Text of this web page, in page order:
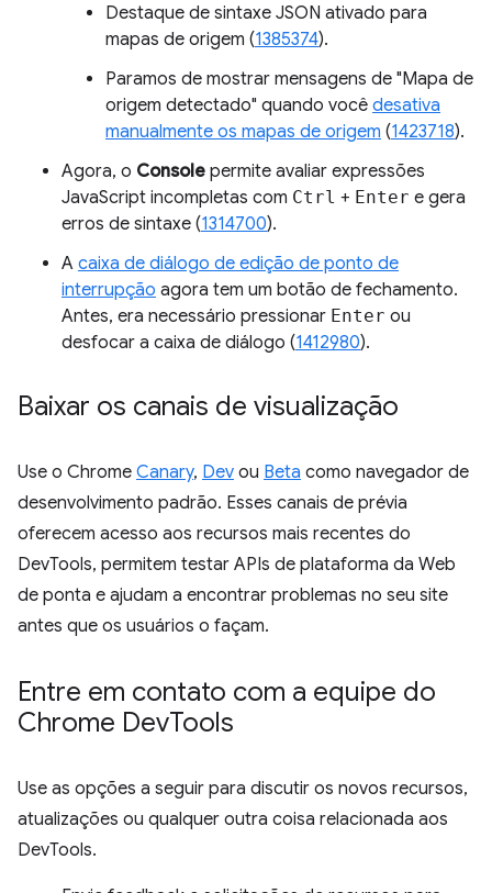
Destaque de sintaxe JSON ativado para
mapas de origem (1385374).
Paramos de mostrar mensagens de "Mapa de
origem detectado" quando você desativa
manualmente os mapas de origem (1423718).
Agora, o Console permite avaliar expressões
JavaScript incompletas com Ctrl + Enter e gera
erros de sintaxe (1314700).
A caixa de diálogo de edição de ponto de
interrupção agora tem um botão de fechamento.
Antes, era necessário pressionar Enter ou
desfocar a caixa de diálogo (1412980).
Baixar os canais de visualização
Use o Chrome Canary, Dev ou Beta como navegador de
desenvolvimento padrão. Esses canais de prévia
oferecem acesso aos recursos mais recentes do
DevTools, permitem testar APIs de plataforma da Web
de ponta e ajudam a encontrar problemas no seu site
antes que os usuários o façam.
Entre em contato com a equipe do
Chrome DevTools
Use as opções a seguir para discutir os novos recursos,
atualizações ou qualquer outra coisa relacionada aos
DevTools.